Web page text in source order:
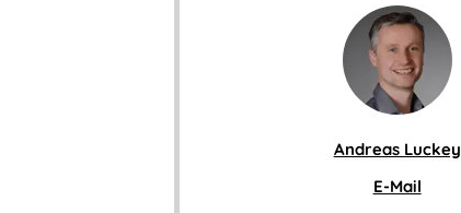
Andreas Luckey
E-Mail